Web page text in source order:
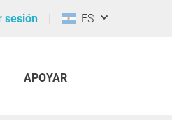
sesión ES
APOYAR